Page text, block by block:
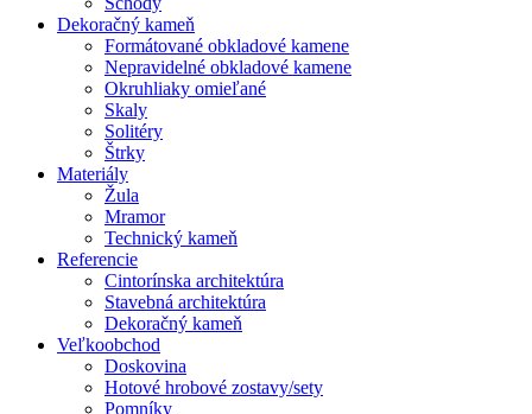
Dekoračný kameň
Formátované obkladové kamene
Nepravidelné obkladové kamene
Okruhliaky omieľané
Skaly
Solitéry
Štrky
Materiály
Žula
Mramor
Technický kameň
Referencie
Cintorínska architektúra
Stavebná architektúra
Dekoračný kameň
Veľkoobchod
Doskovina
Hotové hrobové zostavy/sety
Pomníky